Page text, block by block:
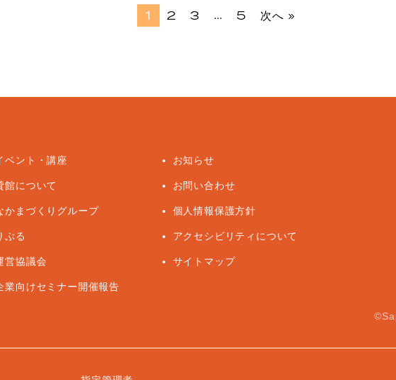
1 2 3 … 5 次へ »
ベント・講座
館について
かまづくりグループ
ぷる
営協議会
業向けセミナー開催報告
お知らせ
お問い合わせ
個人情報保護方針
アクセシビリティについて
サイトマップ